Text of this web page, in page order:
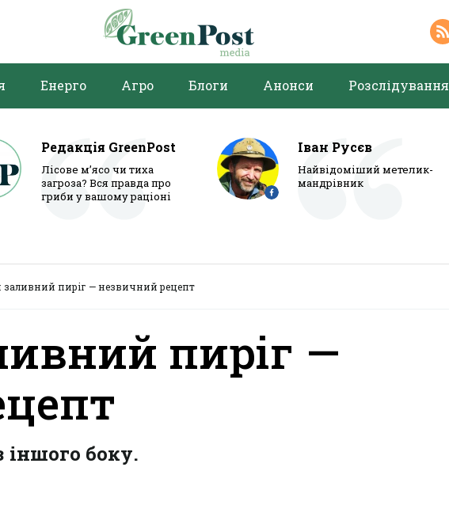
Енерго Агро Блоги Анонси Розслідування
Редакція GreenPost
Лісове м’ясо чи тиха
загроза? Вся правда про
гриби у вашому раціоні
Іван Русєв
Найвідоміший метелик-
мандрівник
пиріг — незвичний рецепт
пиріг —
іншого боку.